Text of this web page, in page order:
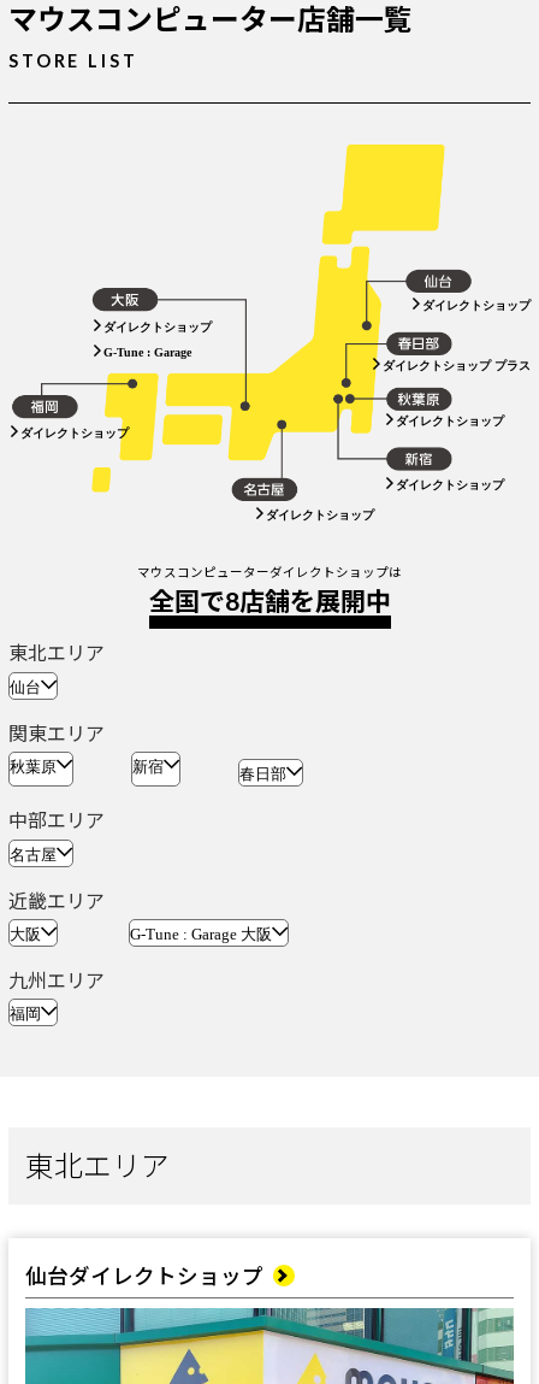
マウスコンピューター店舗一覧
STORE LIST
東北エリア
仙台
関東エリア
秋葉原 新宿
春日部
中部エリア
名古屋
近畿エリア
大阪 G-Tune : Garage 大阪
九州エリア
福岡
ダイレクトショップ
ダイレクトショップ
ダイレクトショップ
ダイレクトショップ プラス
ダイレクトショップ
ダイレクトショップ
G-Tune : Garage
ダイレクトショップ
マウスコンピューターダイレクトショップは
全国で8店舗を展開中
東北エリア
仙台ダイレクトショップ